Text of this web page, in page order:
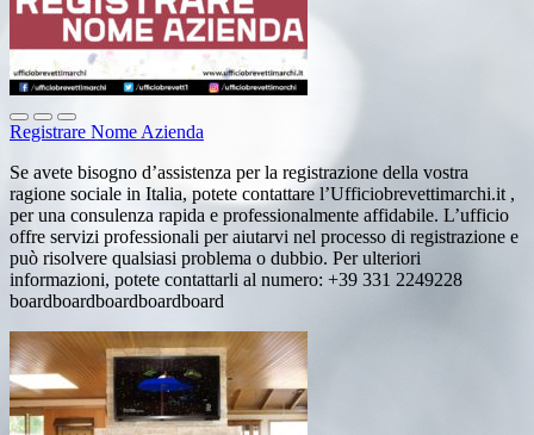
Registrare Nome Azienda
Se avete bisogno d’assistenza per la registrazione della vostra
ragione sociale in Italia, potete contattare l’Ufficiobrevettimarchi.it ,
per una consulenza rapida e professionalmente affidabile. L’ufficio
offre servizi professionali per aiutarvi nel processo di registrazione e
può risolvere qualsiasi problema o dubbio. Per ulteriori
informazioni, potete contattarli al numero: +39 331 2249228
boardboardboardboardboard